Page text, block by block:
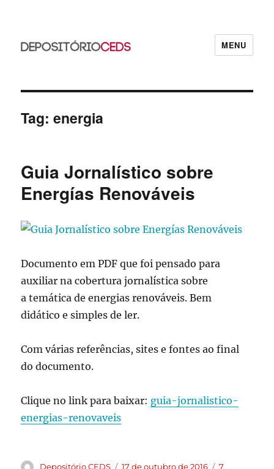
MENU
Tag:energia
Guia Jornalístico sobre
Energías Renováveis
Documento em PDF que foi pensado para
auxiliar na cobertura jornalística sobre
a temática de energias renováveis. Bem
didático e simples de ler.
Com várias referências, sites e fontes ao final
do documento.
Clique no link para baixar: guia-jornalistico-
energias-renovaveis
Depositório CEDS 17 de outubro de 2016
7